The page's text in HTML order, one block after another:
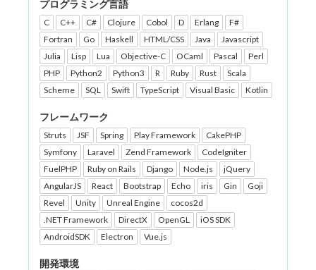
プログラミング言語
C C++ C# Clojure Cobol D Erlang
F#
Fortran
Go Haskell HTML/CSS Java
Javascript
Julia
Lisp Lua Objective-C OCaml Pascal
Perl
PHP
Python2 Python3 R Ruby Rust
Scala
Scheme
SQL Swift TypeScript Visual Basic Kotlin
フレームワーク
Struts JSF Spring Play Framework
CakePHP
Symfony
Laravel Zend Framework
CodeIgniter
FuelPHP
Ruby on Rails Django Node.js
jQuery
AngularJS
React Bootstrap Echo iris Gin
Goji
Revel
Unity Unreal Engine
cocos2d
.NET Framework
DirectX OpenGL
iOS SDK
AndroidSDK
Electron Vue.js
開発環境